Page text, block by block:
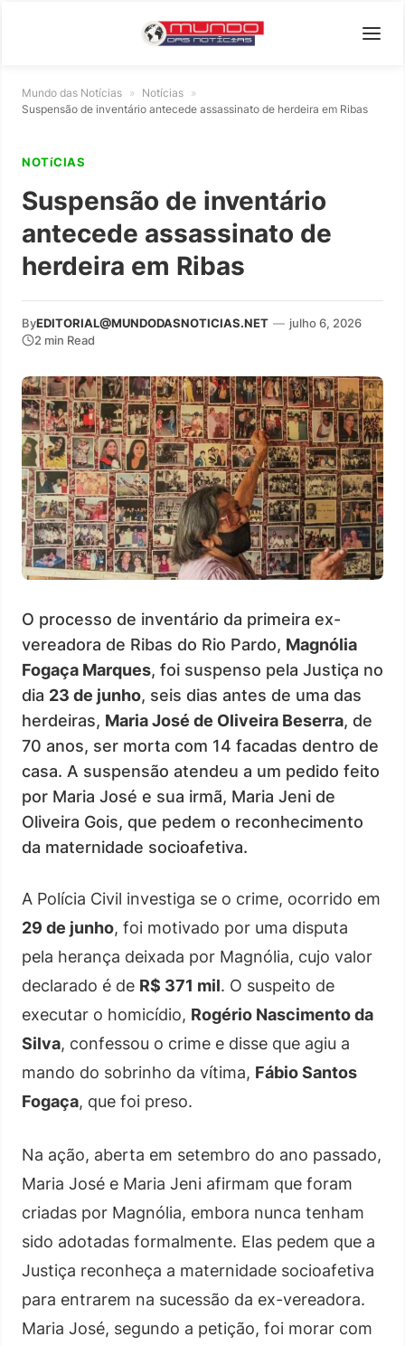
Mundo das Notícias » Notícias »
Suspensão de inventário antecede assassinato de herdeira em Ribas
NOTíCIAS
Suspensão de inventário
antecede assassinato de
herdeira em Ribas
ByEDITORIAL@MUNDODASNOTICIAS.NET — julho 6, 2026
2 min Read
O processo de inventário da primeira ex-
vereadora de Ribas do Rio Pardo, Magnólia
Fogaça Marques, foi suspenso pela Justiça no
dia 23 de junho, seis dias antes de uma das
herdeiras, Maria José de Oliveira Beserra, de
70 anos, ser morta com 14 facadas dentro de
casa. A suspensão atendeu a um pedido feito
por Maria José e sua irmã, Maria Jeni de
Oliveira Gois, que pedem o reconhecimento
da maternidade socioafetiva.
A Polícia Civil investiga se o crime, ocorrido em
29 de junho, foi motivado por uma disputa
pela herança deixada por Magnólia, cujo valor
declarado é de R$ 371 mil. O suspeito de
executar o homicídio, Rogério Nascimento da
Silva, confessou o crime e disse que agiu a
mando do sobrinho da vítima, Fábio Santos
Fogaça, que foi preso.
Na ação, aberta em setembro do ano passado,
Maria José e Maria Jeni afirmam que foram
criadas por Magnólia, embora nunca tenham
sido adotadas formalmente. Elas pedem que a
Justiça reconheça a maternidade socioafetiva
para entrarem na sucessão da ex-vereadora.
Maria José, segundo a petição, foi morar com